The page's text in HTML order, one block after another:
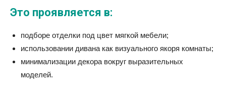
Это проявляется в:
подборе отделки под цвет мягкой мебели;
использовании дивана как визуального якоря комнаты;
минимализации декора вокруг выразительных
моделей.